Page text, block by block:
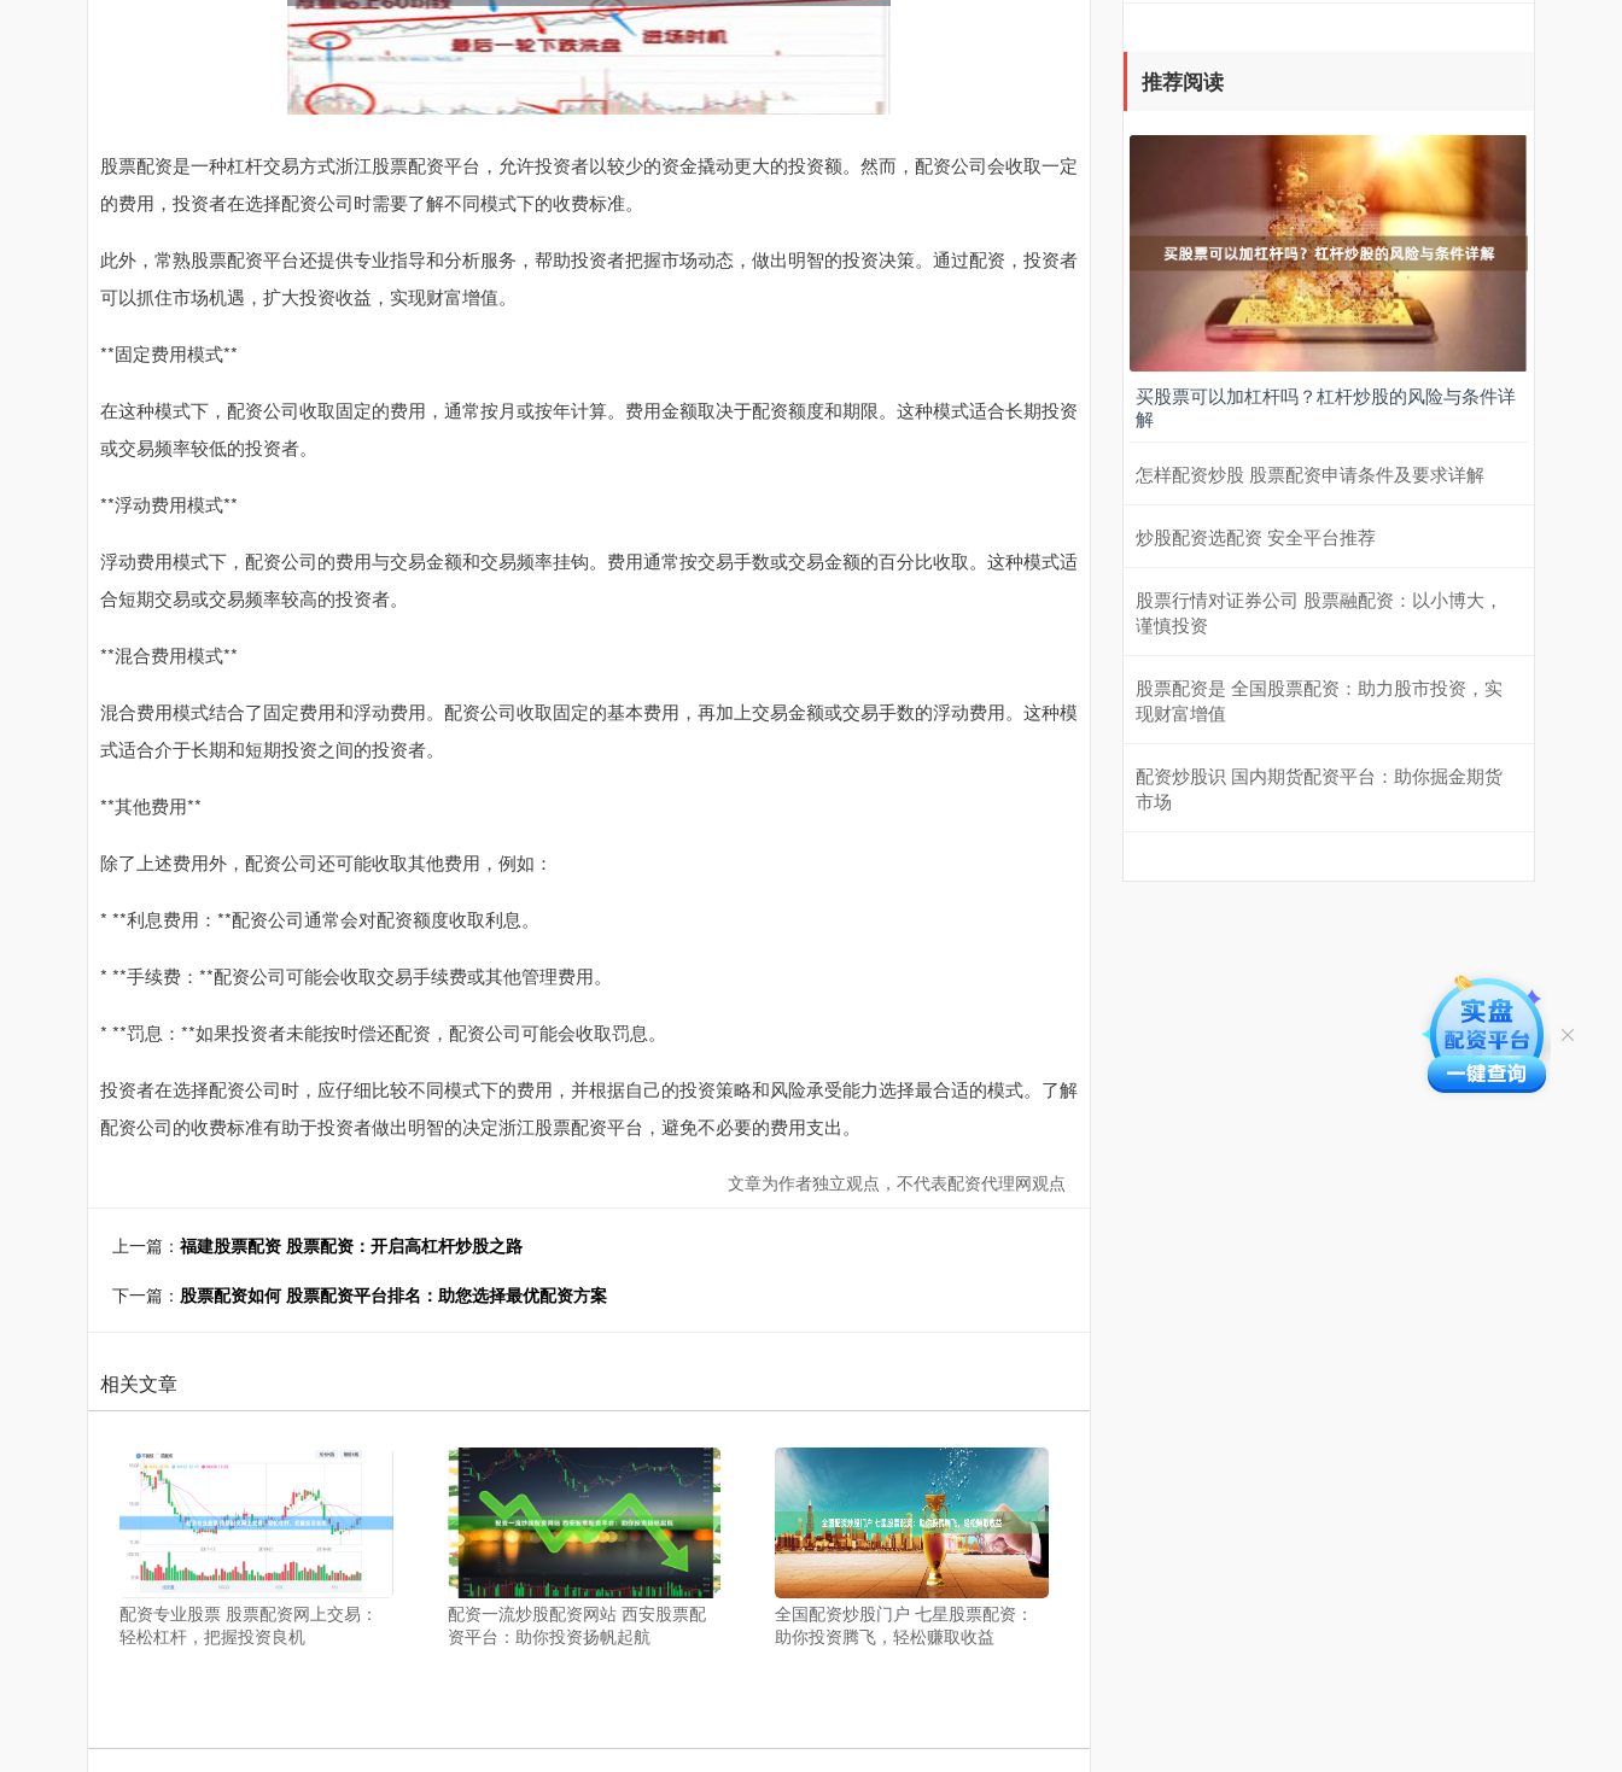
股票配资是一种杠杆交易方式浙江股票配资平台，允许投资者以较少的资金撬动更大的投资额。然而，配资公司会收取一定
的费用，投资者在选择配资公司时需要了解不同模式下的收费标准。
此外，常熟股票配资平台还提供专业指导和分析服务，帮助投资者把握市场动态，做出明智的投资决策。通过配资，投资者
可以抓住市场机遇，扩大投资收益，实现财富增值。
**固定费用模式**
在这种模式下，配资公司收取固定的费用，通常按月或按年计算。费用金额取决于配资额度和期限。这种模式适合长期投资
或交易频率较低的投资者。
**浮动费用模式**
浮动费用模式下，配资公司的费用与交易金额和交易频率挂钩。费用通常按交易手数或交易金额的百分比收取。这种模式适
合短期交易或交易频率较高的投资者。
**混合费用模式**
混合费用模式结合了固定费用和浮动费用。配资公司收取固定的基本费用，再加上交易金额或交易手数的浮动费用。这种模
式适合介于长期和短期投资之间的投资者。
**其他费用**
除了上述费用外，配资公司还可能收取其他费用，例如：
* **利息费用：**配资公司通常会对配资额度收取利息。
* **手续费：**配资公司可能会收取交易手续费或其他管理费用。
* **罚息：**如果投资者未能按时偿还配资，配资公司可能会收取罚息。
投资者在选择配资公司时，应仔细比较不同模式下的费用，并根据自己的投资策略和风险承受能力选择最合适的模式。了解
配资公司的收费标准有助于投资者做出明智的决定浙江股票配资平台，避免不必要的费用支出。
文章为作者独立观点，不代表配资代理网观点
上一篇： 福建股票配资 股票配资：开启高杠杆炒股之路
下一篇： 股票配资如何 股票配资平台排名：助您选择最优配资方案
相关文章
配资专业股票 股票配资网上交易：
轻松杠杆，把握投资良机
配资一流炒股配资网站 西安股票配
资平台：助你投资扬帆起航
全国配资炒股门户 七星股票配资：
助你投资腾飞，轻松赚取收益
推荐阅读
买股票可以加杠杆吗？杠杆炒股的风险与条件详
解
怎样配资炒股 股票配资申请条件及要求详解
炒股配资选配资 安全平台推荐
股票行情对证券公司 股票融配资：以小博大，
谨慎投资
股票配资是 全国股票配资：助力股市投资，实
现财富增值
配资炒股识 国内期货配资平台：助你掘金期货
市场